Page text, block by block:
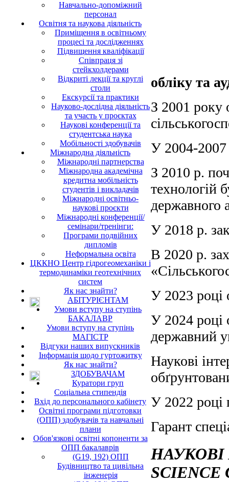
Навчально-допоміжний
персонал
Освітня та наукова діяльність
Приміщення в освітньому
процесі та дослідженнях
Підвищення кваліфікації
Співпраця зі
стейкхолдерами
Відкриті лекції та круглі
столи
Екскурсії та практики
Науково-дослідна діяльність
та участь у проєктах
Наукові конференції та
студентська наука
Мобільності здобувачів
Міжнародна діяльність
Міжнародні партнерства
Міжнародна академічна
кредитна мобільність
студентів і викладачів
Міжнародні освітньо-
наукові проєкти
Міжнародні конференції/
семінари/тренінги:
Програми подвійних
дипломів
Неформальна освіта
ЦККНО Центр гідрогеомеханіки і
термодинаміки геотехнічних
систем
Як нас знайти?
АБІТУРІЄНТАМ
Умови вступу на ступінь
БАКАЛАВР
Умови вступу на ступінь
МАГІСТР
Відгуки наших випускників
Інформація щодо гуртожитку
Як нас знайти?
ЗДОБУВАЧАМ
Куратори груп
Соціальна стипендія
Вхід до персонального кабінету
Освітні програми підготовки
(ОПП) здобувачів та навчальні
плани
Обов'язкові освітні копоненти за
ОПП бакалаврів
(G19, 192) ОПП
Будівництво та цивільна
інженерія
обліку та
З 2001 року
У 2004-2007
З 2010 р.
технологій
державного
У 2018 р.
В 2020 р.
У 2023 році
У 2024 році
державний
Наукові
У 2022 році
Гарант
SCIENCE